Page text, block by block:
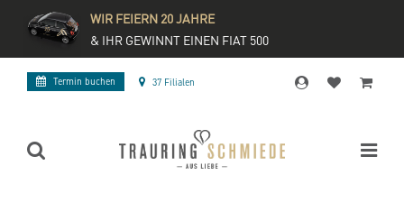
WIR FEIERN 20 JAHRE
& IHR GEWINNT EINEN FIAT 500
Termin buchen 37 Filialen